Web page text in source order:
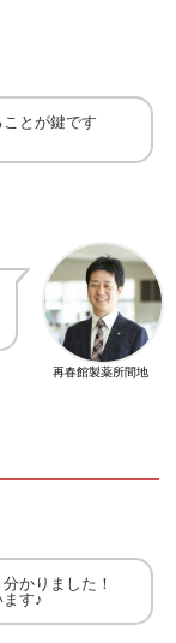
とが鍵です
再春館製薬所間地
かりました！
す♪